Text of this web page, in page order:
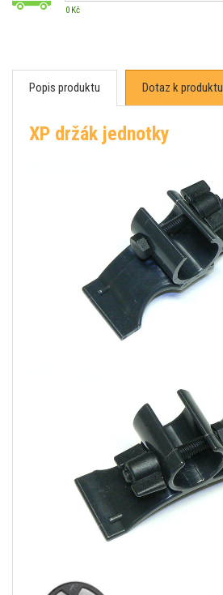
0 Kč
Popis produktu Dotaz k produktu
XP držák jednotky